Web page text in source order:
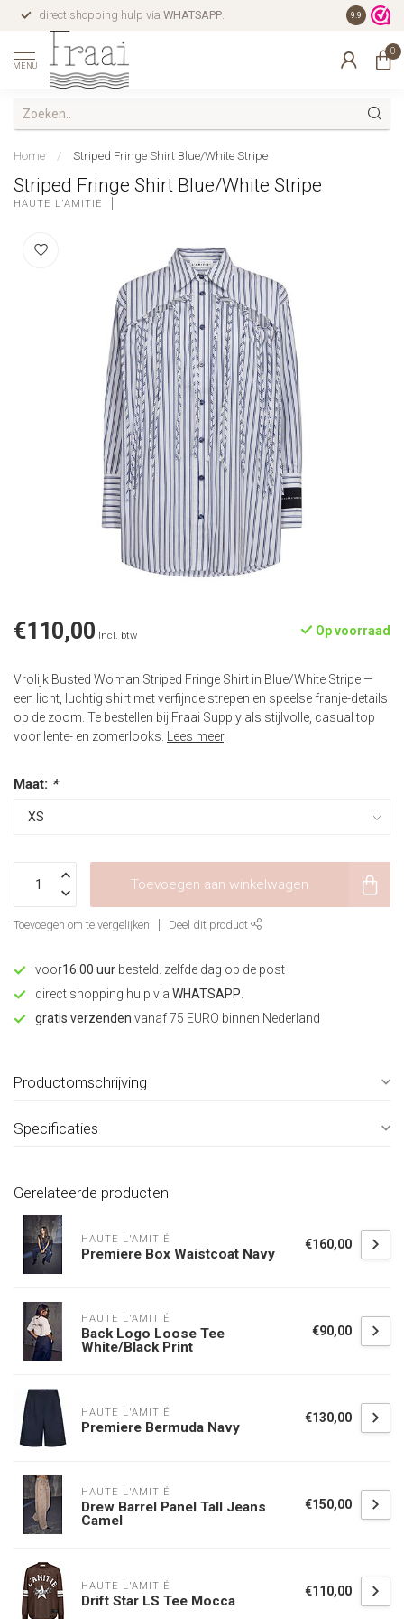
direct shopping hulp via WHATSAPP. gratis
9.9
MENU
0
Home / Striped Fringe Shirt Blue/White Stripe
Striped Fringe Shirt Blue/White Stripe
HAUTE L'AMITIÉ
€110,00 Incl. btw Op voorraad
Vrolijk Busted Woman Striped Fringe Shirt in Blue/White Stripe —
een licht, luchtig shirt met verfijnde strepen en speelse franje-details
op de zoom. Te bestellen bij Fraai Supply als stijlvolle, casual top
voor lente- en zomerlooks.
Lees meer.
Maat: *
Toevoegen aan winkelwagen
Toevoegen om te vergelijken Deel dit product
voor16:00 uur besteld. zelfde dag op de post
direct shopping hulp via WHATSAPP
gratis verzenden vanaf 75 EURO binnen Nederland
Productomschrijving
Specificaties
Gerelateerde producten
HAUTE L'AMITIÉ
Premiere Box Waistcoat Navy
€160,00
HAUTE L'AMITIÉ
Back Logo Loose Tee
White/Black Print
€90,00
HAUTE L'AMITIÉ
Premiere Bermuda Navy
€130,00
HAUTE L'AMITIÉ
Drew Barrel Panel Tall Jeans
Camel
€150,00
HAUTE L'AMITIÉ
Drift Star LS Tee Mocca
€110,00